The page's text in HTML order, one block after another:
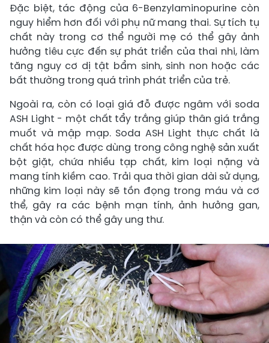
Đặc biệt, tác động của 6-Benzylaminopurine còn
nguy hiểm hơn đối với phụ nữ mang thai. Sự tích tụ
chất này trong cơ thể người mẹ có thể gây ảnh
hưởng tiêu cực đến sự phát triển của thai nhi, làm
tăng nguy cơ dị tật bẩm sinh, sinh non hoặc các
bất thường trong quá trình phát triển của trẻ.
Ngoài ra, còn có loại giá đỗ được ngâm với soda
ASH Light - một chất tẩy trắng giúp thân giá trắng
muốt và mập mạp. Soda ASH Light thực chất là
chất hóa học được dùng trong công nghệ sản xuất
bột giặt, chứa nhiều tạp chất, kim loại nặng và
mang tính kiềm cao. Trải qua thời gian dài sử dụng,
những kim loại này sẽ tồn đọng trong máu và cơ
thể, gây ra các bệnh mạn tính, ảnh hưởng gan,
thận và còn có thể gây ung thư.